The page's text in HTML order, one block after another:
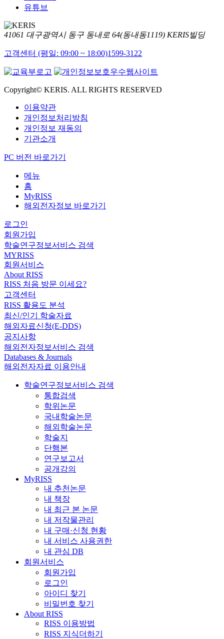
유튜브
41061 대구광역시 동구 동내로 64(동내동1119) KERIS빌딩
고객센터 (평일: 09:00 ~ 18:00)1599-3122
Copyright© KERIS. ALL RIGHTS RESERVED
이용약관
개인정보처리방침
개인정보 재동의
기관소개
PC 버전 바로가기
메뉴
홈
MyRISS
해외전자정보 바로가기
로그인
회원가입
학술연구정보서비스 검색
MYRISS
회원서비스
About RISS
RISS 처음 방문 이세요?
고객센터
RISS 활용도 분석
최신/인기 학술자료
해외자료신청(E-DDS)
공지사항
해외전자정보서비스 검색
Databases & Journals
해외전자자료 이용안내
학술연구정보서비스 검색
통합검색
학위논문
국내학술논문
해외학술논문
학술지
단행본
연구보고서
공개강의
MyRISS
내 추천논문
내 책장
내 최근 본 논문
내 저작물관리
내 구매·신청 현황
내 서비스 사용권한
내 관심 DB
회원서비스
회원가입
로그인
아이디 찾기
비밀번호 찾기
About RISS
RISS 이용방법
RISS 지식더하기